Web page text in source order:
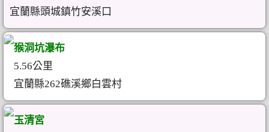
宜蘭縣頭城鎮竹安溪口
猴洞坑瀑布
5.56公里
宜蘭縣262礁溪鄉白雲村
玉清宮